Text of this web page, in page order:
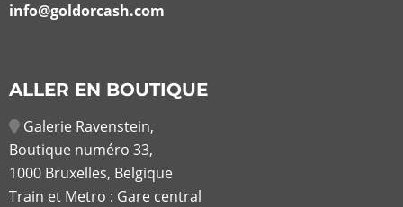
info@goldorcash.com
ALLER EN BOUTIQUE
Galerie Ravenstein,
Boutique numéro 33,
1000 Bruxelles, Belgique
Train et Metro : Gare central